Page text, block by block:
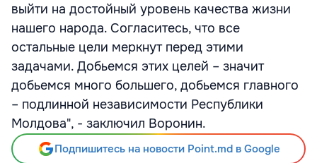
выйти на достойный уровень качества жизни
нашего народа. Согласитесь, что все
остальные цели меркнут перед этими
задачами. Добьемся этих целей – значит
добьемся много большего, добьемся главного
– подлинной независимости Республики
Молдова", - заключил Воронин.
Подпишитесь на новости Point.md в Google